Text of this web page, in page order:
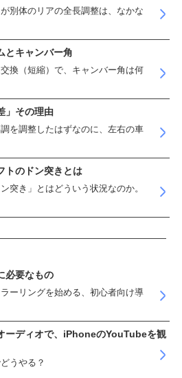
別体のリアの全長調整は、なかな
とキャンバー角
換（短縮）で、キャンバー角は何
」その理由
を調整したはずなのに、左右の車
トのドン突きとは
突き」とはどういう状況なのか。
必要なもの
ーリングを始める、初心者向け導
ーディオで、iPhoneのYouTubeを観
うやる？